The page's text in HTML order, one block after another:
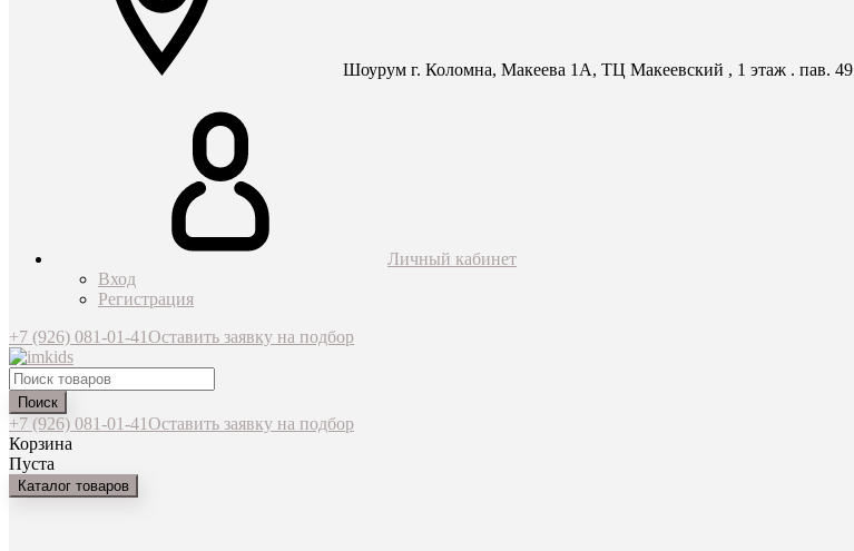
Шоурум г. Коломна, Макеева 1А, ТЦ Макеевский , 1 этаж . пав. 49
Личный кабинет
Вход
Регистрация
+7 (926) 081-01-41Оставить заявку на подбор
Поиск
+7 (926) 081-01-41Оставить заявку на подбор
Корзина
Пуста
Каталог товаров